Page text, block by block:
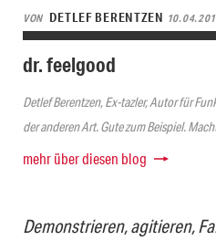
VON DETLEF BERENTZEN
dr. feelgood
Detlef Berentzen, Ex-tazler, Autor für
der anderen Art. Gute zum Beispiel.
mehr über diesen blog
Demonstrieren, agitieren,